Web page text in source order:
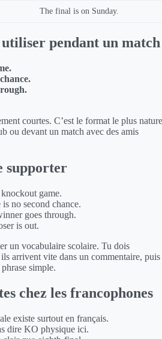
The final is on Sunday.
utiliser pendant un match
courtes. C’est le format le plus
ou devant un match avec des amis
supporter
game.
is no second chance.
goes through.
is out.
un vocabulaire scolaire. Tu dois
arrivent vite dans un commentaire, puis
simple.
chez les francophones
existe surtout en français.
dire KO physique ici.